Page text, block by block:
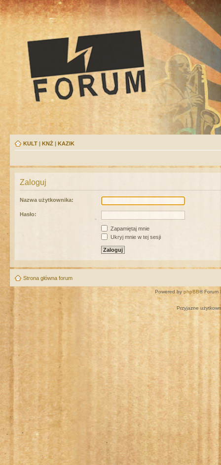
KULT | KNŻ | KAZIK
Zaloguj
Nazwa użytkownika:
Hasło:
Zapamiętaj mnie
Ukryj mnie w tej sesji
Strona główna forum
Powered by phpBB® Forum
Przyjazne